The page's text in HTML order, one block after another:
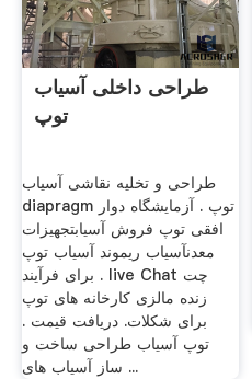
طراحی داخلی آسیاب
توپ
طراحی و تخلیه نقاشی آسیاب
diapragm توپ . آزمایشگاه دوار
افقی توپ فروش آسیابتجهیزات
معدنآسیاب ریموند آسیاب توپ
برای فرآیند . live Chat چت
زنده مالزی کارخانه های توپ
برای شکلات. دریافت قیمت .
توپ آسیاب طراحی ساخت و
ساز آسیاب های ...